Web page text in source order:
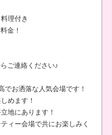
理付き
金！
ご連絡ください♪
でお洒落な人気会場です！
めます！
地にあります！
ィー会場で共にお楽しみく